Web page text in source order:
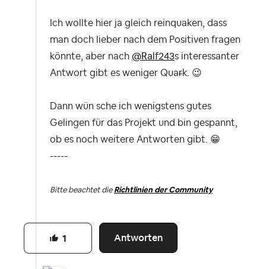
Ich wollte hier ja gleich reinquaken, dass
man doch lieber nach dem Positiven fragen
könnte, aber nach @Ralf243s interessanter
Antwort gibt es weniger Quark. 😉
Dann wün sche ich wenigstens gutes
Gelingen für das Projekt und bin gespannt,
ob es noch weitere Antworten gibt. 😁
-----
Bitte beachtet die Richtlinien der Community
Antworten
1